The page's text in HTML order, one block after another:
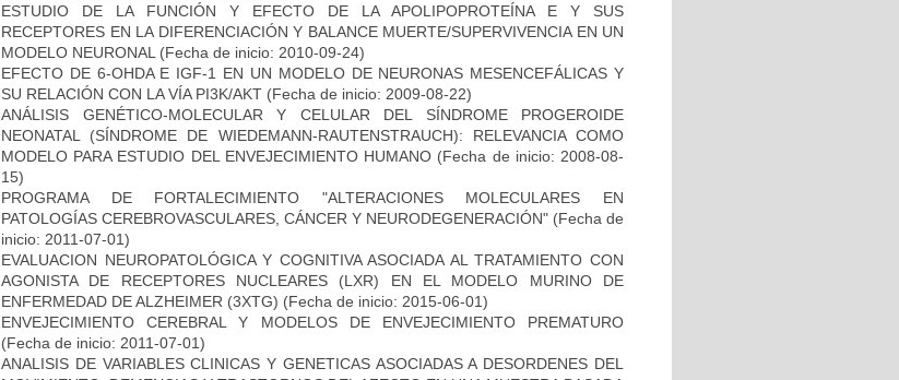
ESTUDIO DE LA FUNCIÓN Y EFECTO DE LA APOLIPOPROTEÍNA E Y SUS
RECEPTORES EN LA DIFERENCIACIÓN Y BALANCE MUERTE/SUPERVIVENCIA EN UN
MODELO NEURONAL (Fecha de inicio: 2010-09-24)
EFECTO DE 6-OHDA E IGF-1 EN UN MODELO DE NEURONAS MESENCEFÁLICAS Y
SU RELACIÓN CON LA VÍA PI3K/AKT (Fecha de inicio: 2009-08-22)
ANÁLISIS GENÉTICO-MOLECULAR Y CELULAR DEL SÍNDROME PROGEROIDE
NEONATAL (SÍNDROME DE WIEDEMANN-RAUTENSTRAUCH): RELEVANCIA COMO
MODELO PARA ESTUDIO DEL ENVEJECIMIENTO HUMANO (Fecha de inicio: 2008-08-
15)
PROGRAMA DE FORTALECIMIENTO "ALTERACIONES MOLECULARES EN
PATOLOGÍAS CEREBROVASCULARES, CÁNCER Y NEURODEGENERACIÓN" (Fecha de
inicio: 2011-07-01)
EVALUACION NEUROPATOLÓGICA Y COGNITIVA ASOCIADA AL TRATAMIENTO CON
AGONISTA DE RECEPTORES NUCLEARES (LXR) EN EL MODELO MURINO DE
ENFERMEDAD DE ALZHEIMER (3XTG) (Fecha de inicio: 2015-06-01)
ENVEJECIMIENTO CEREBRAL Y MODELOS DE ENVEJECIMIENTO PREMATURO
(Fecha de inicio: 2011-07-01)
ANALISIS DE VARIABLES CLINICAS Y GENETICAS ASOCIADAS A DESORDENES DEL